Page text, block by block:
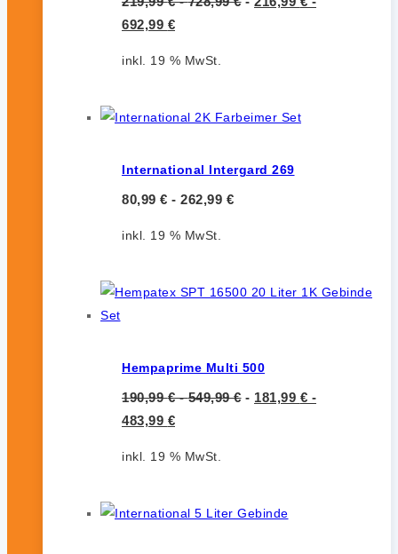
692,99 €
inkl. 19 % MwSt.
International Intergard 269
80,99 € - 262,99 €
inkl. 19 % MwSt.
Hempaprime Multi 500
190,99€-549,99€- 181,99 € -
483,99 €
inkl. 19 % MwSt.